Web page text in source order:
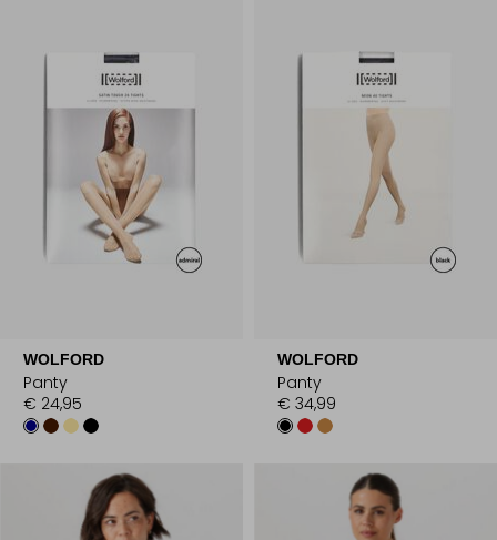
WOLFORD
Panty
€ 24,95
WOLFORD
Panty
€ 34,99